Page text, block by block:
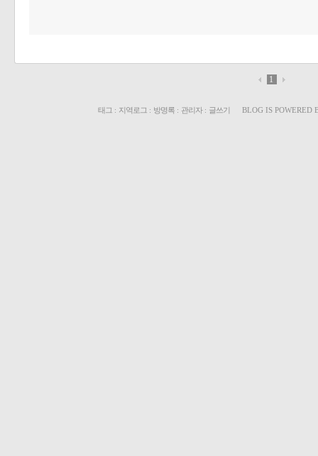
1
태그 : 지역로그 : 방명록 : 관리자: 글쓰기 BLOG IS POWERED